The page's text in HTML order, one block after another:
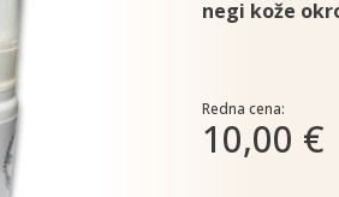
negi kože
Redna cena:
10,00 €